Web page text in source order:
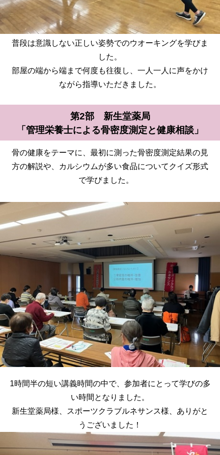
普段は意識しない正しい姿勢でのウオーキングを学びま
した。
部屋の端から端まで何度も往復し、一人一人に声をかけ
ながら指導いただきました。
第2部 新生堂薬局
「管理栄養士による骨密度測定と健康相談」
骨の健康をテーマに、最初に測った骨密度測定結果の見
方の解説や、カルシウムが多い食品についてクイズ形式
で学びました。
1時間半の短い講義時間の中で、参加者にとって学びの多
い時間となりました。
新生堂薬局様、スポーツクラブルネサンス様、ありがと
うございました！